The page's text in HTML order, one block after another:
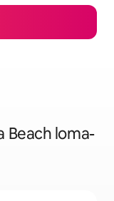
Beach loma-